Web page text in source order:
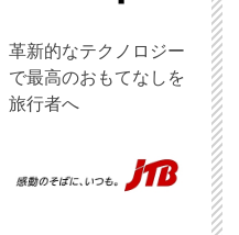
革新的なテクノロジー
で最高のおもてなしを
旅行者へ